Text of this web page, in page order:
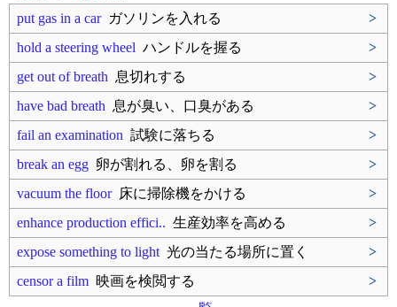
put gas in a carガソリンを入れる
>
hold a steering wheel ハンドルを握る
>
get out of breath 息切れする
>
have bad breath 息が臭い、口臭がある
>
fail an examination 試験に落ちる
>
break an egg 卵が割れる、卵を割る
>
vacuum the floor床に掃除機をかける
>
enhance production effici.. 生産効率を高める
>
expose something to light 光の当たる場所に置く
>
censor a film 映画を検閲する
>